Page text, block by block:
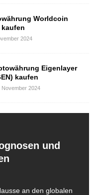
Worldcoin
kaufen
2024
Eigenlayer
kaufen
November 2024
und
an den globalen